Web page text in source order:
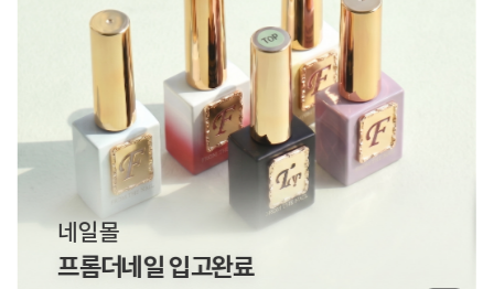
네일몰
프롬더네일 입고완료